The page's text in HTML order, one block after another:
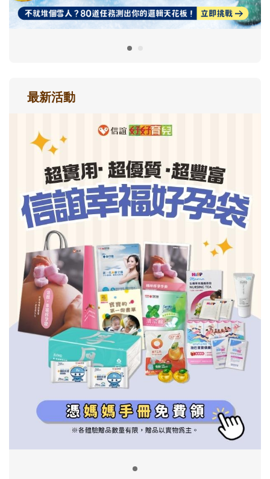
信誼基金會
2022信誼年度報告
2023信誼年度報告
2024信誼年度報告
附設幼兒園
小袋鼠幼師網